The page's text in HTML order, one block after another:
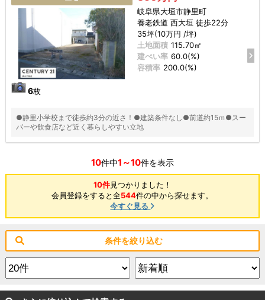
6枚
岐阜県大垣市静里町
養老鉄道 西大垣 徒歩22分
35坪(10万円 /坪)
土地面積 115.70㎡
建ぺい率 60.0(%)
容積率 200.0(%)
●静里小学校まで徒歩約3分の近さ！●建築条件なし●前道約15ｍ●スー
パーや飲食店など近く暮らしやすい立地
10件中1～10件を表示
10件見つかりました！
会員登録をすると全544件の中から探せます。
今すぐ見る
条件を絞り込む